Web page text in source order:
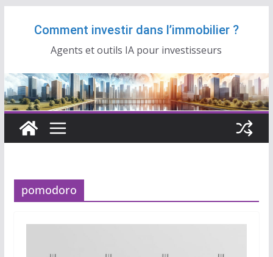
Comment investir dans l’immobilier ?
Agents et outils IA pour investisseurs
pomodoro